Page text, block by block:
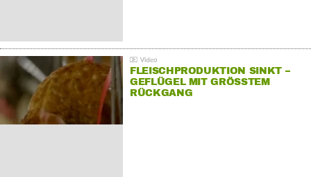
FLEISCHPRODUKTION SINKT –
GEFLÜGEL MIT GRÖSSTEM R
ÜCKGANG